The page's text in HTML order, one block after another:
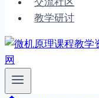
教学研讨